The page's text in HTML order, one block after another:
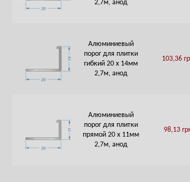
2,7м, анод
Алюминиевый
порог для плитки
гибкий 20 х 14мм
2,7м, анод
103,36
Алюминиевый
порог для плитки
прямой 20 х 11мм
2,7м, анод
98,13